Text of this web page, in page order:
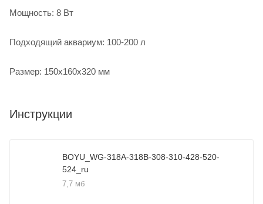
Мощность: 8 Вт
Подходящий аквариум: 100-200 л
Размер: 150х160х320 мм
Инструкции
BOYU_WG-318A-318B-308-310-428-520-
524_ru
7,7 мб